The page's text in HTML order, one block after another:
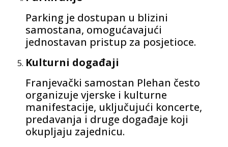
Parking je dostupan u blizini
samostana, omogućavajući
jednostavan pristup za posjetioce.
Kulturni događaji
Franjevački samostan Plehan često
organizuje vjerske i kulturne
manifestacije, uključujući koncerte,
predavanja i druge događaje koji
okupljaju zajednicu.